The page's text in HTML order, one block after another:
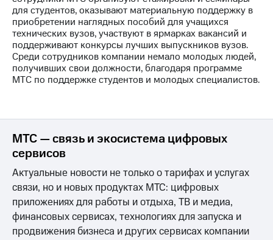
секретарь
Раскрытие
информации
Информация
акционерам
Документы
ПАО
"МТС"
Личный
кабинет
акционера
Акционерный
капитал
Контроль
и
аудит
Рынок
акций
для студентов, оказывают материальную поддержку в
приобретении наглядных пособий для учащихся
технических вузов, участвуют в ярмарках вакансий и
поддерживают конкурсы лучших выпускников вузов.
Среди сотрудников компании немало молодых людей,
получивших свои должности, благодаря программе
МТС по поддержке студентов и молодых специалистов.
МТС — связь и экосистема цифровых
сервисов
Актуальные новости не только о тарифах и услугах
связи, но и новых продуктах МТС: цифровых
приложениях для работы и отдыха, ТВ и медиа,
финансовых сервисах, технологиях для запуска и
продвижения бизнеса и других сервисах компании